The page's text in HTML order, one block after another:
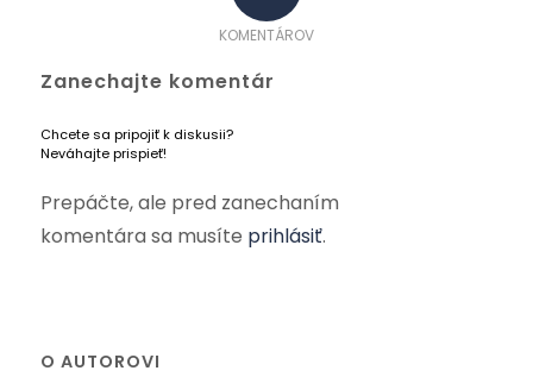
KOMENTÁROV
Zanechajte komentár
Chcete sa pripojiť k diskusii?
Neváhajte prispieť!
Prepáčte, ale pred zanechaním
komentára sa musíte prihlásiť.
O AUTOROVI